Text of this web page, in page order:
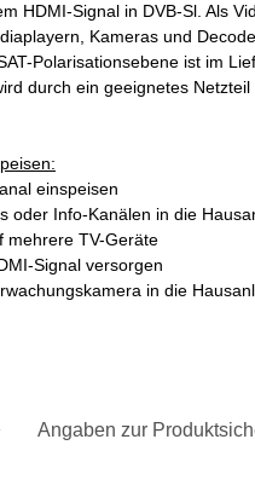
HDMI-Signal in DVB-Sl. Als
Kameras und
Polarisationsebene ist im
durch ein geeignetes Netzteil
einspeisen
Info-Kanälen in die
mehrere TV-Geräte
Signal versorgen
in die
Angaben zur